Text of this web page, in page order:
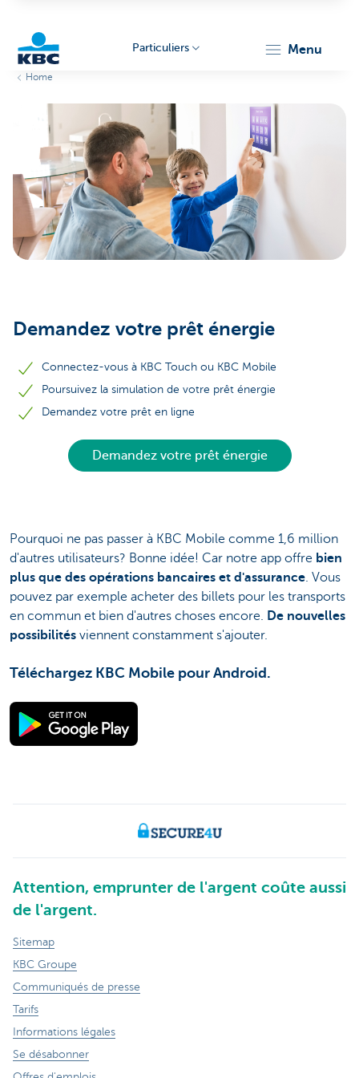
Particuliers menu
Home
Demandez votre prêt énergie
Connectez-vous à KBC Touch ou KBC Mobile
Poursuivez la simulation de votre prêt énergie
Demandez votre prêt en ligne
Demandez votre prêt énergie
Pourquoi ne pas passer à KBC Mobile comme 1,6 million
d'autres utilisateurs? Bonne idée! Car notre app offre bien
plus que des opérations bancaires et d'assurance. Vous
pouvez par exemple acheter des billets pour les transports
en commun et bien d'autres choses encore. De nouvelles
possibilités viennent constamment s'ajouter.
Téléchargez KBC Mobile pour Android.
Attention, emprunter de l'argent coûte aussi
de l'argent.
Sitemap
KBC Groupe
Communiqués de presse
Tarifs
Informations légales
Se désabonner